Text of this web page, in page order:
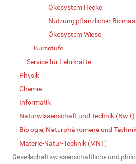
Ökosystem Hecke
Nutzung pflanzlicher
Ökosystem Wiese
Kursstufe
Service für Lehrkräfte
Physik
Chemie
Informatik
Naturwissenschaft und Technik (NwT)
Biologie, Naturphänomene und
Materie-Natur-Technik (MNT)
Gesellschaftswissenschaftliche und